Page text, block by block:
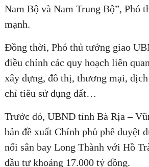
Nam Bộ và Nam Trung Bộ”, Phó
mạnh.
Đồng thời, Phó thủ tướng giao
điều chỉnh các quy hoạch liên
xây dựng, đô thị, thương mại,
chỉ tiêu sử dụng đất…
Trước đó, UBND tỉnh Bà Rịa –
bản đề xuất Chính phủ phê duyệt
nối sân bay Long Thành với Hồ
đầu tư khoảng 17.000 tỷ đồng.